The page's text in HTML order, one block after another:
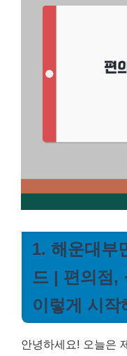
1. 해운대부
드 | 편의점,
이렇게 시작
안녕하세요! 오늘은